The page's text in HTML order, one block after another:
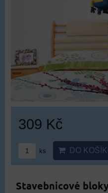
309 Kč
ks DO
Stavebnicové